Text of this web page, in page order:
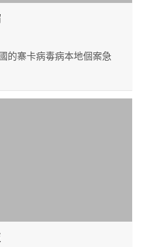
的寨卡病毒病本地個案急